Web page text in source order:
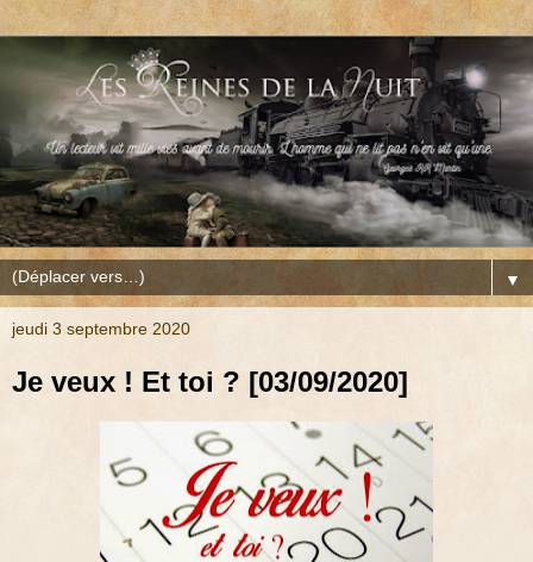
▼
jeudi 3 septembre 2020
Je veux ! Et toi ? [03/09/2020]